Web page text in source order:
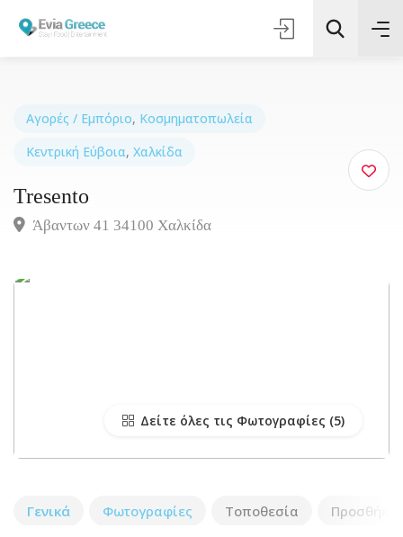
Τοποθεσία
Αγορές / Εμπόριο, Κοσμηματοπωλεία
Κεντρική Εύβοια, Χαλκίδα
Tresento
Άβαντων 41 34100 Χαλκίδα
Δείτε όλες τις Φωτογραφίες
Γενικά Φωτογραφίες Τοποθεσία Προσθήκη